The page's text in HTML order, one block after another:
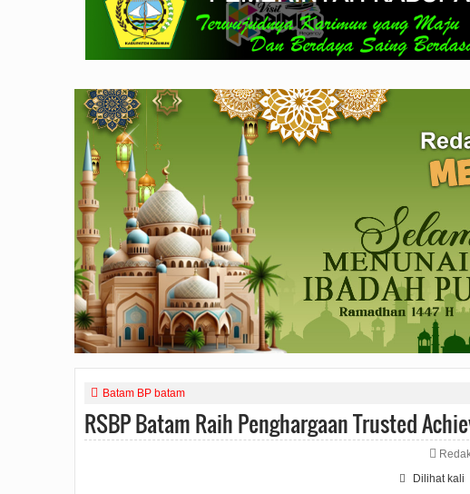
Batam BP batam
RSBP Batam Raih Penghargaan Trusted
Dilihat kali